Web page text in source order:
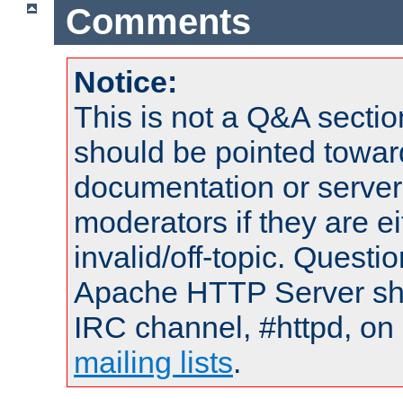
Comments
Notice:
This is not a Q&A
should be pointed
documentation or
moderators if they are
invalid/off-topic.
Apache HTTP Server
IRC channel, #httpd,
mailing lists.